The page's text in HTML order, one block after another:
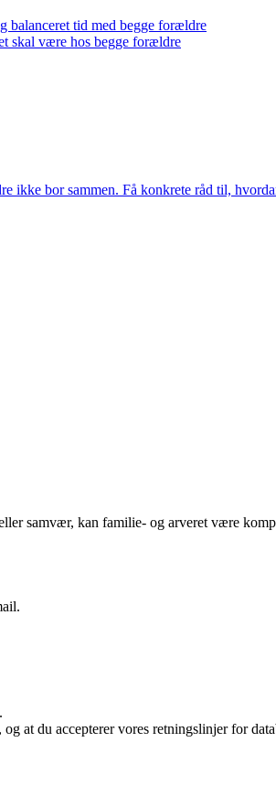
balanceret tid med begge forældre
skal være hos begge forældre
ikke bor sammen. Få konkrete råd til,
samvær, kan familie- og arveret være
at du accepterer vores retningslinjer for